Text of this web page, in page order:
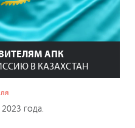
АПК
В КАЗАХСТАН
года.